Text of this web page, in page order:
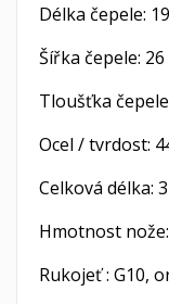
Délka čepele:
Šířka čepele: 26
Tloušťka
Ocel / tvrdost:
Celková délka:
Hmotnost
Rukojeť : G10,